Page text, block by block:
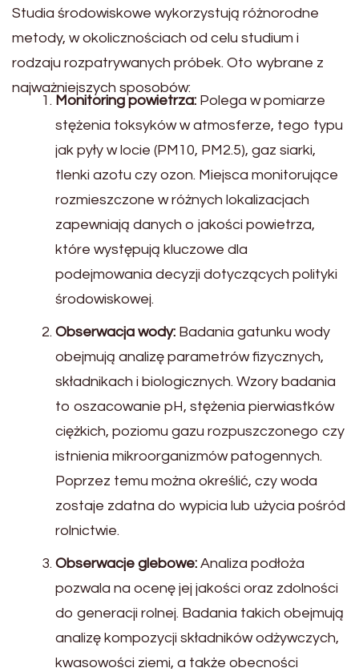
Studia środowiskowe wykorzystują różnorodne
metody, w okolicznościach od celu studium i
rodzaju rozpatrywanych próbek. Oto wybrane z
najważniejszych sposobów:
Monitoring powietrza: Polega w pomiarze
stężenia toksyków w atmosferze, tego typu
jak pyły w locie (PM10, PM2.5), gaz siarki,
tlenki azotu czy ozon. Miejsca monitorujące
rozmieszczone w różnych lokalizacjach
zapewniają danych o jakości powietrza,
które występują kluczowe dla
podejmowania decyzji dotyczących polityki
środowiskowej.
Obserwacja wody: Badania gatunku wody
obejmują analizę parametrów fizycznych,
składnikach i biologicznych. Wzory badania
to oszacowanie pH, stężenia pierwiastków
ciężkich, poziomu gazu rozpuszczonego czy
istnienia mikroorganizmów patogennych.
Poprzez temu można określić, czy woda
zostaje zdatna do wypicia lub użycia pośród
rolnictwie.
Obserwacje glebowe: Analiza podłoża
pozwala na ocenę jej jakości oraz zdolności
do generacji rolnej. Badania takich obejmują
analizę kompozycji składników odżywczych,
kwasowości ziemi, a także obecności